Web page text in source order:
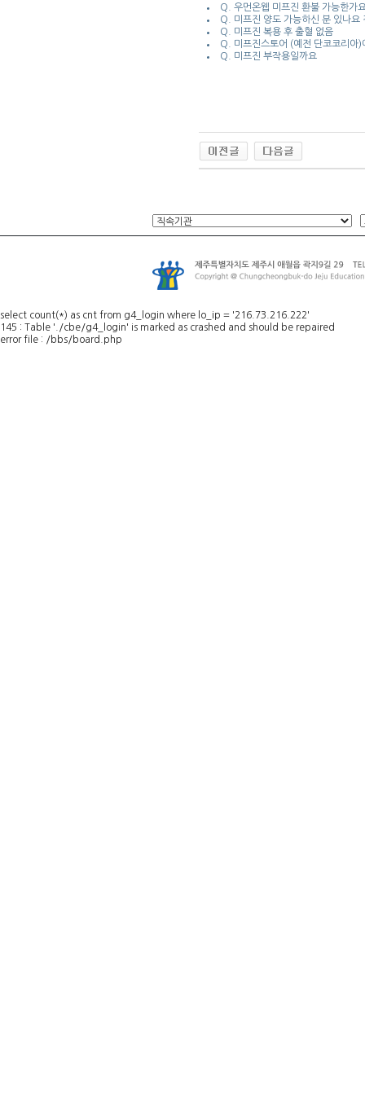
Q. 우먼온웹 미프진 환불 가능한가
Q. 미프진 양도 가능하신 분 있나요
Q. 미프진 복용 후 출혈 없음
Q. 미프진스토어 (예전 단코코리아
Q. 미프진 부작용일까요
select count(*) as cnt from g4_login where lo_ip = '216.73.216.222'
145 : Table './cbe/g4_login' is marked as crashed and should be repaired
error file : /bbs/board.php